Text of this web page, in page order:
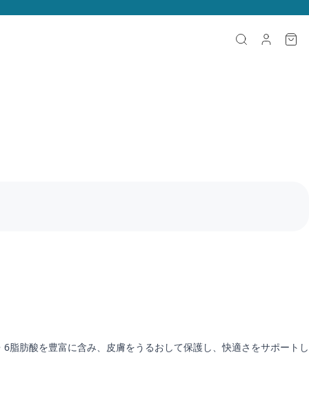
肪酸を豊富に含み、皮膚をうるおして保護し、快適さをサポートし